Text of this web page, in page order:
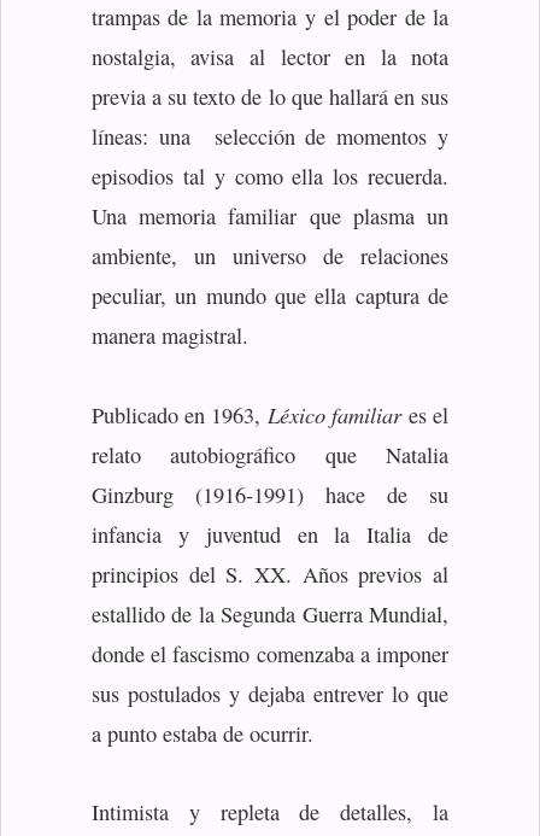
trampas de la memoria y el poder de la
nostalgia, avisa al lector en la nota
previa a su texto de lo que hallará en sus
líneas: una selección de momentos y
episodios tal y como ella los recuerda.
Una memoria familiar que plasma un
ambiente, un universo de relaciones
peculiar, un mundo que ella captura de
manera magistral.
Publicado en 1963, Léxico familiares el
relato autobiográfico que Natalia
Ginzburg (1916-1991) hace de su
infancia y juventud en la Italia de
principios del S. XX. Años previos al
estallido de la Segunda Guerra Mundial,
donde el fascismo comenzaba a imponer
sus postulados y dejaba entrever lo que
a punto estaba de ocurrir.
Intimista y repleta de detalles, la